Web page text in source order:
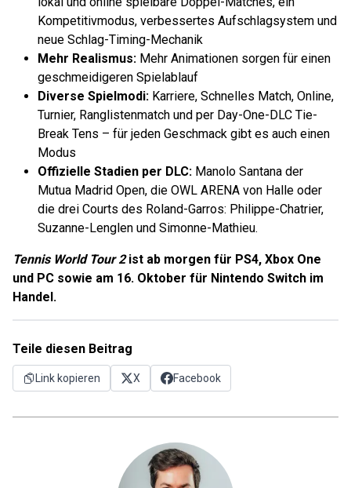
Kompetitivmodus, verbessertes Aufschlagsystem und
neue Schlag-Timing-Mechanik
Mehr Realismus: Mehr Animationen sorgen für einen
geschmeidigeren Spielablauf
Diverse Spielmodi: Karriere, Schnelles Match, Online,
Turnier, Ranglistenmatch und per Day-One-DLC Tie-
Break Tens – für jeden Geschmack gibt es auch einen
Modus
Offizielle Stadien per DLC: Manolo Santana der
Mutua Madrid Open, die OWL ARENA von Halle oder
die drei Courts des Roland-Garros: Philippe-Chatrier,
Suzanne-Lenglen und Simonne-Mathieu.
Tennis World Tour 2ist ab morgen für PS4, Xbox One
und PC sowie am 16. Oktober für Nintendo Switch im
Handel.
Teile diesen Beitrag
Link kopieren X Facebook